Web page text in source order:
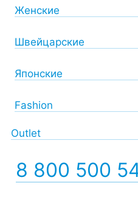
Женские
Швейцарские
Японские
Fashion
Outlet
8 800 500